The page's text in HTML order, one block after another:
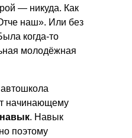
— никуда. Как
наш». Или без
когда-то
молодёжная
начинающему
навык. Навык
поэтому